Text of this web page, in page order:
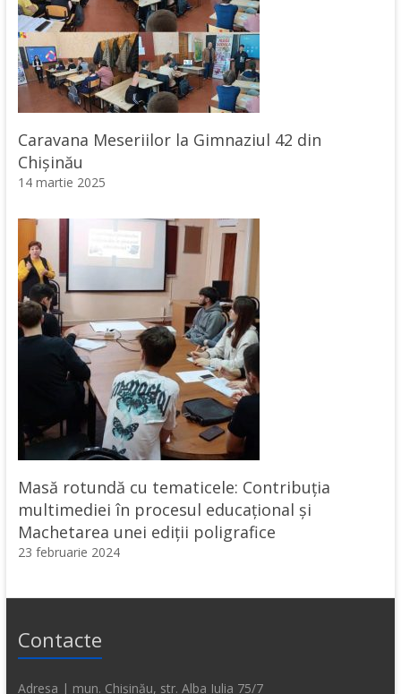
Caravana Meseriilor la Gimnaziul 42 din
Chișinău
14 martie 2025
Masă rotundă cu tematicele: Contribuția
multimediei în procesul educațional și
Machetarea unei ediții poligrafice
23 februarie 2024
Contacte
Adresa | mun. Chișinău, str. Alba Iulia 75/7